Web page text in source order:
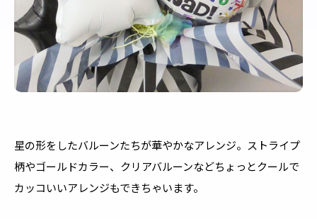
星の形をしたバルーンたちが華やかなアレンジ。ストライプ
柄やゴールドカラー、クリアバルーンなどちょっとクールで
カッコいいアレンジもできちゃいます。